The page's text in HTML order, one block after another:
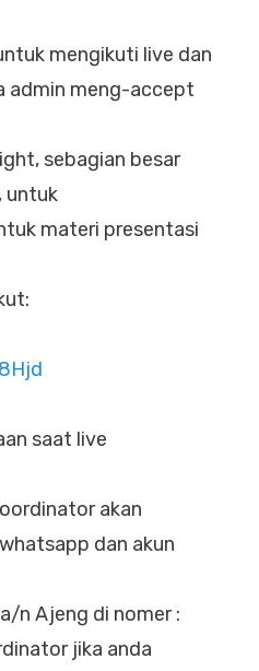
mengikuti live dan
admin meng-accept
sebagian besar
untuk
materi presentasi
saat live
akan
dan akun
n Ajeng di nomer :
jika anda